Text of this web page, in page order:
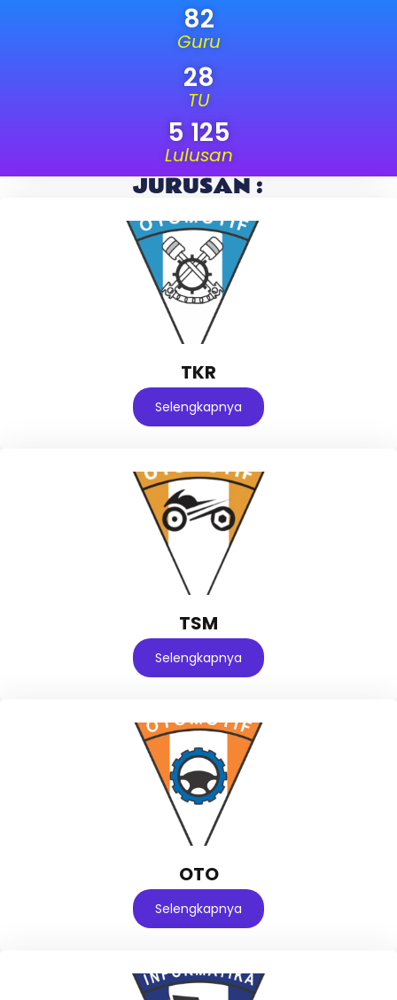
Guru
82
TU
28
Lulusan
5 125
JURUSAN :
TKR
Selengkapnya
TSM
Selengkapnya
OTO
Selengkapnya